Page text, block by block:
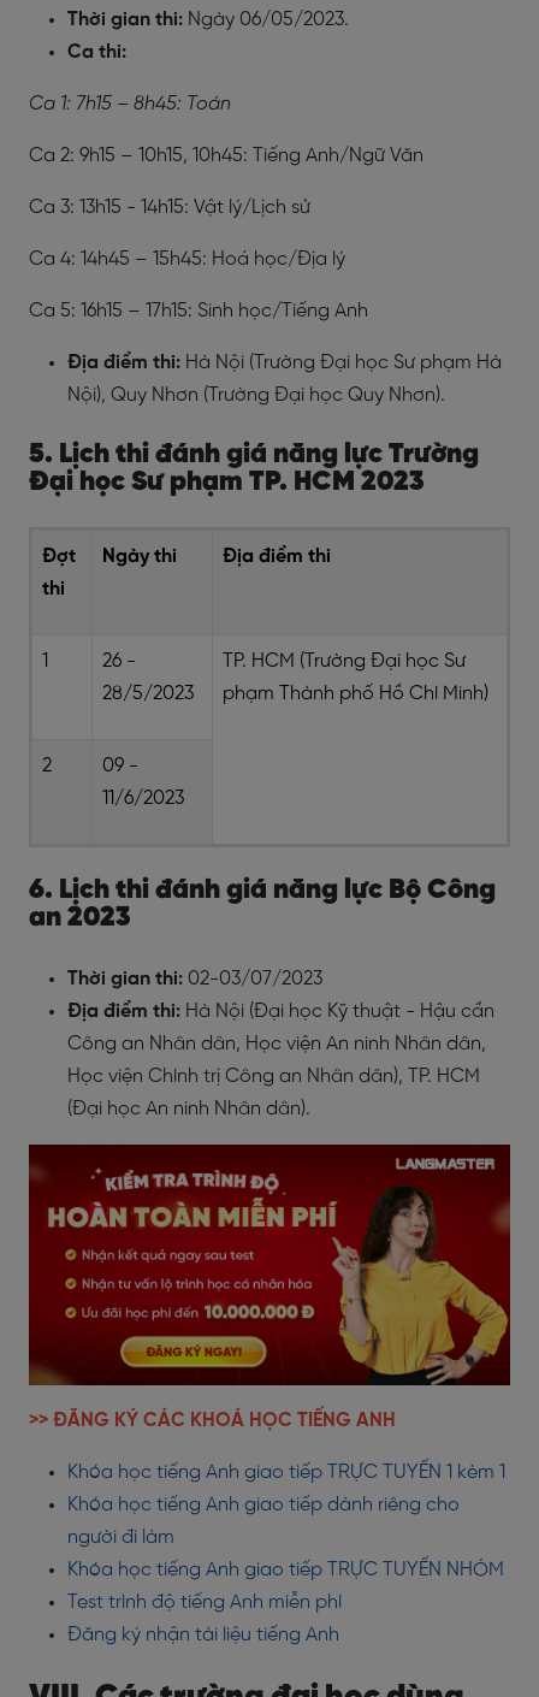
Thời gian thi: Ngày 06/05/2023.
Ca thi:
Ca 1: 7h15 – 8h45: Toán
Ca 2: 9h15 – 10h15, 10h45: Tiếng Anh/Ngữ Văn
Ca 3: 13h15 - 14h15: Vật lý/Lịch sử
Ca 4: 14h45 – 15h45: Hoá học/Địa lý
Ca 5: 16h15 – 17h15: Sinh học/Tiếng Anh
Địa điểm thi: Hà Nội (Trường Đại học Sư phạm Hà
Nội), Quy Nhơn (Trường Đại học Quy Nhơn).
5. Lịch thi đánh giá năng lực Trường
Đại học Sư phạm TP. HCM 2023
Đợt
thi
Ngày thi Địa điểm thi
1
26 -
28/5/2023
TP. HCM (Trường Đại học Sư
phạm Thành phố Hồ Chí Minh)
2
09 -
11/6/2023
6. Lịch thi đánh giá năng lực Bộ Công
an 2023
Thời gian thi: 02-03/07/2023
Địa điểm thi: Hà Nội (Đại học Kỹ thuật - Hậu cần
Công an Nhân dân, Học viện An ninh Nhân dân,
Học viện Chính trị Công an Nhân dân), TP. HCM
(Đại học An ninh Nhân dân).
>> ĐĂNG KÝ CÁC KHOÁ HỌC TIẾNG ANH
Khóa học tiếng Anh giao tiếp TRỰC TUYẾN 1 kèm 1
Khóa học tiếng Anh giao tiếp dành riêng cho
người đi làm
Khóa học tiếng Anh giao tiếp TRỰC TUYẾN NHÓM
Test trình độ tiếng Anh miễn phí
Đăng ký nhận tài liệu tiếng Anh